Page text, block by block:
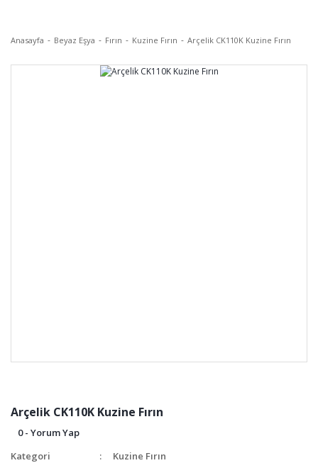
Anasayfa Beyaz Eşya Fırın Kuzine Fırın Arçelik CK110K Kuzine Fırın
Arçelik CK110K Kuzine Fırın
0 - Yorum Yap
Kategori
Kuzine Fırın